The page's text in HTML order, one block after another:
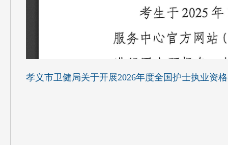
孝义市卫健局关于开展2026年度全国护士执业资